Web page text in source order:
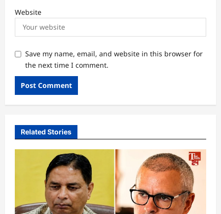
Website
Save my name, email, and website in this browser for
the next time I comment.
Related Stories